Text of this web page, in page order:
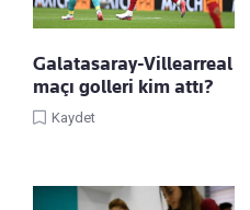
Galatasaray-Villearreal
maçı golleri kim attı?
Kaydet